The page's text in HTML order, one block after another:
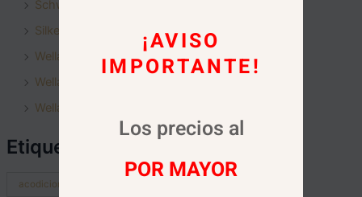
Schwarzkopf
Silkey
Wella - Color Perfect
Wella - Color touch
Wella - Illumina Color
Etiquetas del producto
acodicionador
¡AVISO
IMPORTANTE!
Los precios al
POR MAYOR